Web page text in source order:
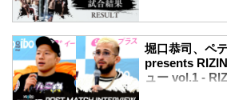
第9試合／堀口
RIZIN MMAルー
（WIN）堀口恭
ス（LOSE）
堀口恭司、ペ
presents
ュー vol.1 -